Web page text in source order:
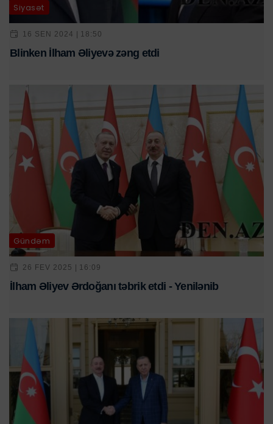
Siyasət
16 SEN 2024 | 18:50
Blinken İlham Əliyevə zəng etdi
Gündəm
26 FEV 2025 | 16:09
İlham Əliyev Ərdoğanı təbrik etdi - Yenilənib